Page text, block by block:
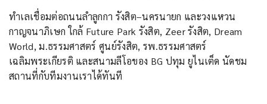
ทำเลเชื่อมต่อถนนลำลูกกา รังสิต–นครนายก และวงแหวน
กาญจนาภิเษก ใกล้ Future Park รังสิต, Zeer รังสิต, Dream
World, ม.ธรรมศาสตร์ ศูนย์รังสิต, รพ.ธรรมศาสตร์
เฉลิมพระเกียรติ และสนามลีโอของ BG ปทุม ยูไนเต็ด นัดชม
สถานที่กับทีมงานเราได้ทันที